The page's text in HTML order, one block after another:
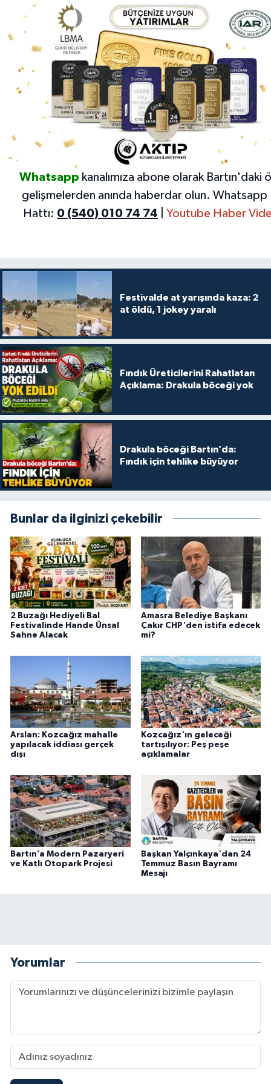
Whatsapp kanalımıza abone olarak Bartın'daki
gelişmelerden anında haberdar olun. Whatsapp
Hattı: 0 (540) 010 74 74 Youtube Haber
Festivalde at yarışında kaza: 2
at öldü, 1 jokey yaralı
Fındık Üreticilerini Rahatlatan
Açıklama: Drakula böceği yok
Drakula böceği Bartın’da:
Fındık için tehlike büyüyor
Bunlar da ilginizi çekebilir
2 Buzağı Hediyeli Bal
Festivalinde Hande Ünsal
Sahne Alacak
Amasra Belediye Başkanı
Çakır CHP'den istifa edecek
mi?
Arslan: Kozcağız mahalle
yapılacak iddiası gerçek
dışı
Kozcağız'ın geleceği
tartışılıyor: Peş peşe
açıklamalar
Bartın’a Modern Pazaryeri
ve Katlı Otopark Projesi
Başkan Yalçınkaya'dan 24
Temmuz Basın Bayramı
Mesajı
Yorumlar